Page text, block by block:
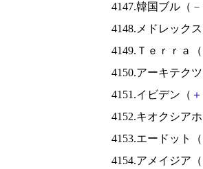
4147.韓国ブル（ －
4148.メドレック
4149.Ｔｅｒｒａ（
4150.アーキテク
4151.イビデン（ ＋
4152.キオクシア
4153.エードット（
4154.アメイジア（